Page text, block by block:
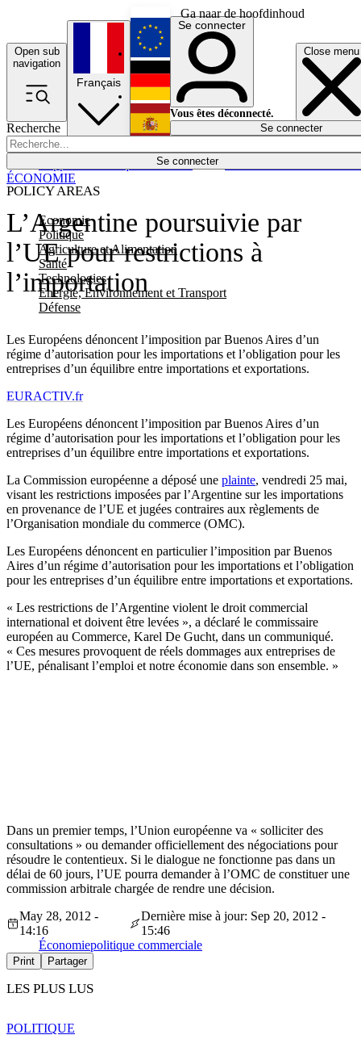
Ga naar de hoofdinhoud
Open sub
navigation
Close menu
Recherche
Se connecter
POLICY AREAS
Economie
Politique
Agriculture et Alimentation
Santé
Technologies
Energie, Environnement et Transport
Défense
Économie
Français
English
Deutsch
Español
Se connecter
Vous êtes déconnecté.
Se connecter
L’Argentine poursuivie par
l’UE pour restrictions à
l’importation
Les Européens dénoncent l’imposition par Buenos Aires d’un
régime d’autorisation pour les importations et l’obligation pour les
entreprises d’un équilibre entre importations et exportations.
ÉCONOMIE
EURACTIV.fr
Les Européens dénoncent l’imposition par Buenos Aires d’un
régime d’autorisation pour les importations et l’obligation pour les
entreprises d’un équilibre entre importations et exportations.
La Commission européenne a déposé une plainte, vendredi 25 mai,
visant les restrictions imposées par l’Argentine sur les importations
en provenance de l’UE et jugées contraires aux règlements de
l’Organisation mondiale du commerce (OMC).
Les Européens dénoncent en particulier l’imposition par Buenos
Aires d’un régime d’autorisation pour les importations et l’obligation
pour les entreprises d’un équilibre entre importations et exportations.
« Les restrictions de l’Argentine violent le droit commercial
international et doivent être levées », a déclaré le commissaire
européen au Commerce, Karel De Gucht, dans un communiqué.
« Ces mesures provoquent de réels dommages aux entreprises de
l’UE, pénalisant l’emploi et notre économie dans son ensemble. »
Dans un premier temps, l’Union européenne va « solliciter des
consultations » ou demander officiellement des négociations pour
résoudre le contentieux. Si le dialogue ne fonctionne pas dans un
délai de 60 jours, l’UE pourra demander à l’OMC de constituer une
commission arbitrale chargée de rendre une décision.
May 28, 2012 -
14:16
Dernière mise à jour: Sep 20, 2012 -
15:46
Économiepolitique commerciale
Print Partager
LES PLUS LUS
POLITIQUE